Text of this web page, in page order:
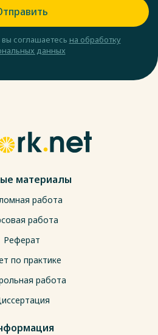
соглашаетесь на обработку
данных
материалы
работа
работа
Реферат
по практике
работа